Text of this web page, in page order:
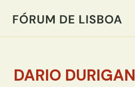
DARIO DURIGAN